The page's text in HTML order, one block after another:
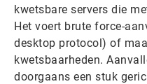
kwetsbare servers die
Het voert brute force-
desktop protocol) of
kwetsbaarheden.
doorgaans een stuk